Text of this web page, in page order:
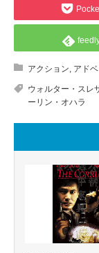
アクション アド
ウォルター・スレ
ーリン・オハラ